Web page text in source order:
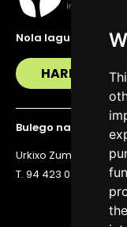
Nola lagundu
Bulego nagusia
Urkixo Zumarkalea
T. 94 423 07 43